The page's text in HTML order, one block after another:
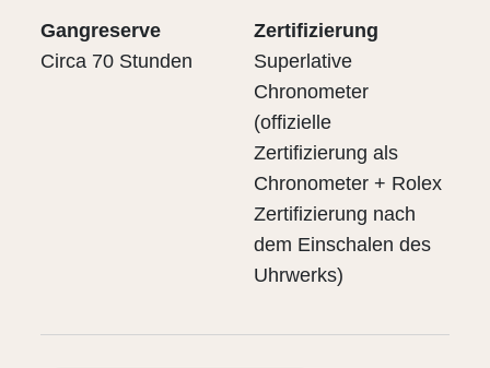
Gangreserve
Circa 70 Stunden
Zertifizierung
Superlative
Chronometer
(offizielle
Zertifizierung als
Chronometer + Rolex
Zertifizierung nach
dem Einschalen des
Uhrwerks)